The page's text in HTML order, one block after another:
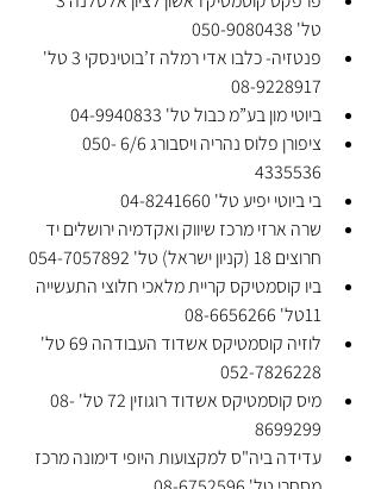
טל' ‏050-9080438‏
פנטזיה- כלבו אדי רמלה ז’בוטינסקי 3 טל'
08-9228917
ביוטי מון בע”מ כבול טל' 04-9940833
ציפורן פלוס נהריה ויסבורג 6/6 050-
4335536
בי ביוטי יפיע טל' 04-8241660
שרה ארזי מרכז שיווק ואקדמיה ירושלים יד
חרוצים 18 (קניון ישראל) טל' 054-7057892
ביו קוסמטיקס קריית מלאכי חלוצי התעשייה
11טל' 08-6656266
לוזיה קוסמטיקס אשדוד העבודהה 69 טל'
052-7826228
מיס קוסמטיקס אשדוד רוגוזין 72 טל' 08-
8699299
עדידה ביה"ס למקצועות היופי דימונה מרכז